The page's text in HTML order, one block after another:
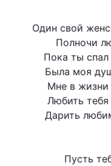
Один свой
Полночи
Пока ты спал
Была моя
Мне в жизни
Любить тебя
Дарить
Пусть